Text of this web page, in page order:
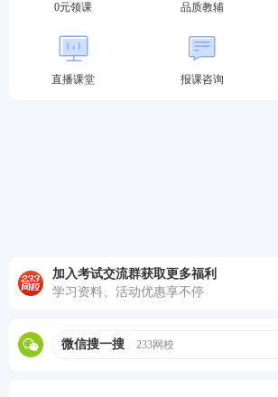
使用该住宅，直到居住权期限届满。
：居住权的设立与生效涉及多个
需要准确把握这些环节，确保在
0元领课 品质教辅
直播课堂 报课咨询
加入考试交流群获取更多福利
学习资料、活动优惠享不停
微信搜一搜 233网校